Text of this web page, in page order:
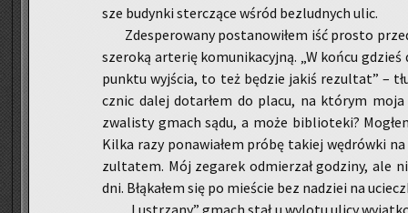
sze bu­dyn­ki ster­czą­ce wśród bez­lud­nych ulic.
Zde­spe­ro­wa­ny po­sta­no­wi­łem iść pro­sto
sze­ro­ką ar­te­rię ko­mu­ni­ka­cyj­ną. „W końcu
punk­tu wyj­ścia, to też bę­dzie jakiś re­zul­tat” –
cznic dalej do­tar­łem do placu, na któ­rym moja
zwa­li­sty gmach sądu, a może bi­blio­te­ki?
Kilka razy po­na­wia­łem próbę ta­kiej wę­drów­ki
zul­ta­tem. Mój ze­ga­rek od­mie­rzał go­dzi­ny, ale
dni. Błą­ka­łem się po mie­ście bez na­dziei na
„Lu­strza­ny” gmach stał u wy­lo­tu ulicy